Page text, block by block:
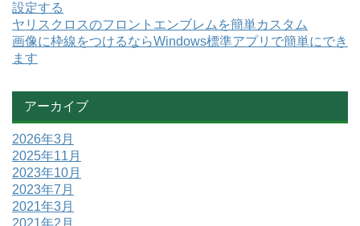
設定する
ヤリスクロスのフロントエンブレムを簡単カスタム
画像に枠線をつけるならWindows標準アプリで簡単にでき
ます
アーカイブ
2026年3月
2025年11月
2023年10月
2023年7月
2021年3月
2021年2月